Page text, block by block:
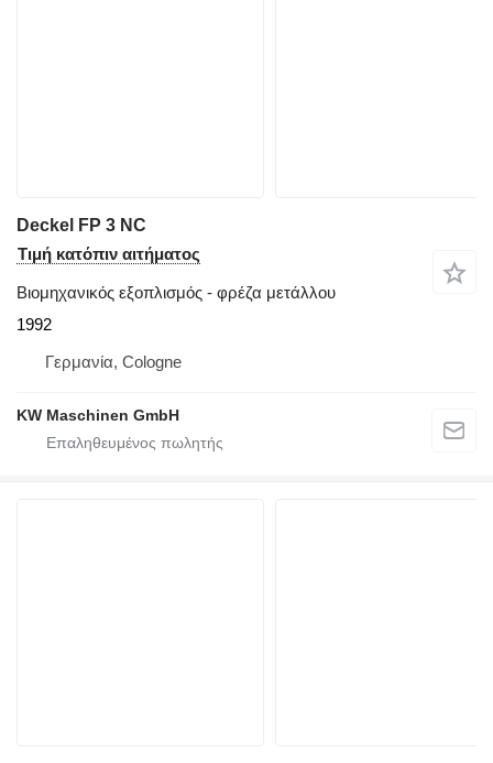
Deckel FP 3 NC
Τιμή κατόπιν αιτήματος
Βιομηχανικός εξοπλισμός - φρέζα μετάλλου
1992
Γερμανία, Cologne
KW Maschinen GmbH